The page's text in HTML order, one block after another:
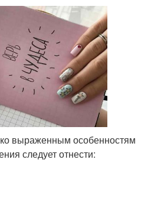
выраженным особенностям
следует отнести: